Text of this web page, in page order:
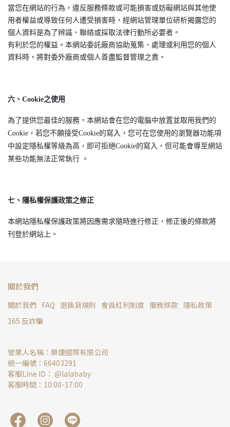
當您在網站的行為，違反服務條款或可能損害或妨礙網站與其他使
用者權益或導致任何人遭受損害時，經網站管理單位研析揭露您的
個人資料是為了辨識、聯絡或採取法律行動所必要者。
有利於您的權益。本網站委託廠商協助蒐集、處理或利用您的個人
資料時，將對委外廠商或個人善盡監督管理之責。
六、Cookie之使用
為了提供您最佳的服務，本網站會在您的電腦中放置並取用我們的
Cookie，若您不願接受Cookie的寫入，您可在您使用的瀏覽器功能項
中設定隱私權等級為高，即可拒絕Cookie的寫入，但可能會導至網站
某些功能無法正常執行 。
七、隱私權保護政策之修正
本網站隱私權保護政策將因應需求隨時進行修正，修正後的條款將
刊登於網站上。
關於我們
關於我們 FAQ 退換貨規則 會員紅利制度 服務條款 隱私政策
165 反詐騙
營業人名稱：樂婕國際有限公司
統一編號：66403291
客服Line ID： @lalababy
客服時間：10:00-17:00